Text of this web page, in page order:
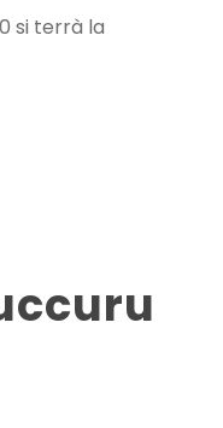
si terrà la